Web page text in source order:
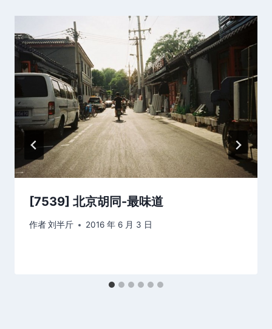
[7539] 北京胡同-最味道
作者刘半斤 2016 年 6 月 3 日